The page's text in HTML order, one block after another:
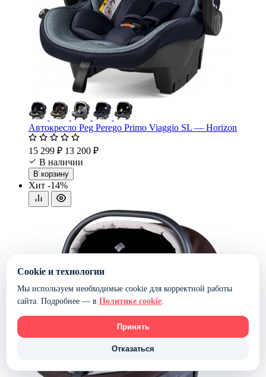
Автокресло Peg Perego Primo Viaggio SL — Horizon
15 299 ₽ 13 200 ₽
В наличии
В корзину
Хит -14%
Cookie и технологии
Мы используем необходимые cookie для корректной работы
сайта. Подробнее — в Политике cookie.
Принять
Отказаться